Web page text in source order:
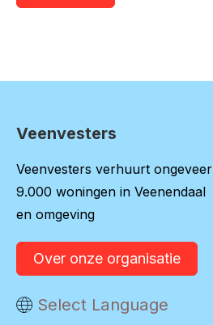
Contactinformatie
Veenvesters
Veenvesters verhuurt ongeveer
9.000 woningen in Veenendaal
en omgeving
Over onze organisatie
Vertaal deze pagina
Select Language